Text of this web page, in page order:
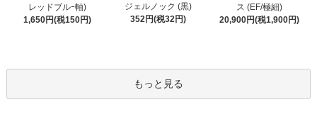
レッドブルｰ軸)
1,650円(税150円)
ジェルノック (黒)
352円(税32円)
ス (EF/極細)
20,900円(税1,900円)
もっと見る